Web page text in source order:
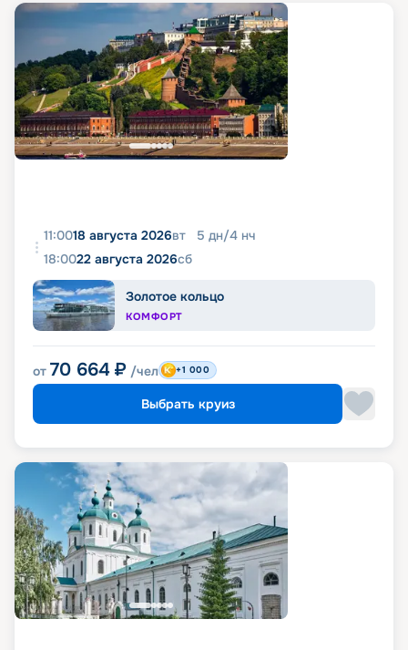
11:0018 августа 2026вт 5 дн/4 нч
18:0022 августа 2026сб
Золотое кольцо
КОМФОРТ
от 70 664 ₽ /чел +1 000
Выбрать круиз